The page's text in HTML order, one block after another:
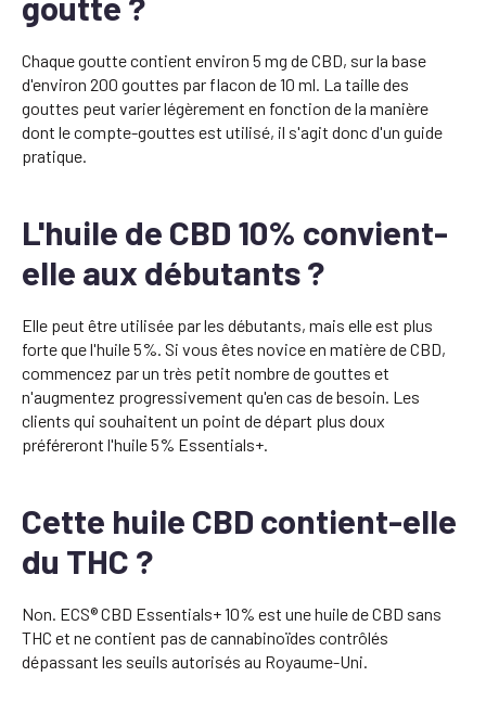
Chaque goutte contient environ 5 mg de CBD, sur la base
d'environ 200 gouttes par flacon de 10 ml. La taille des
gouttes peut varier légèrement en fonction de la manière
dont le compte-gouttes est utilisé, il s'agit donc d'un guide
pratique.
L'huile de CBD 10% convient-
elle aux débutants ?
Elle peut être utilisée par les débutants, mais elle est plus
forte que l'huile 5%. Si vous êtes novice en matière de CBD,
commencez par un très petit nombre de gouttes et
n'augmentez progressivement qu'en cas de besoin. Les
clients qui souhaitent un point de départ plus doux
préféreront l'huile 5% Essentials+.
Cette huile CBD contient-elle
du THC ?
Non. ECS® CBD Essentials+ 10% est une huile de CBD sans
THC et ne contient pas de cannabinoïdes contrôlés
dépassant les seuils autorisés au Royaume-Uni.